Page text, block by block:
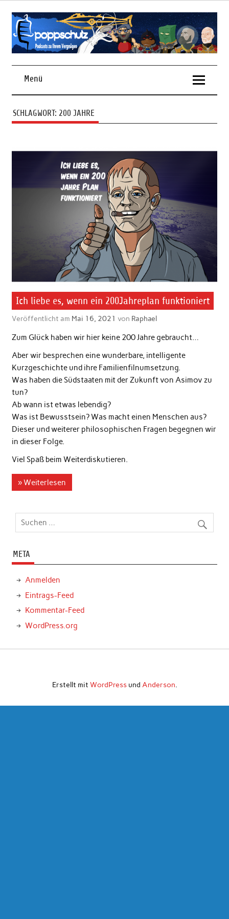
Skip
contentPodcasts zu Ihrem Vergnügen
Menü
SCHLAGWORT: 200 JAHRE
Ich liebe es, wenn ein 200Jahreplan funktioniert
Veröffentlicht am Mai 16, 2021 von Raphael
Zum Glück haben wir hier keine 200 Jahre gebraucht…
Aber wir besprechen eine wunderbare, intelligente
Kurzgeschichte und ihre Familienfilnumsetzung.
Was haben die Südstaaten mit der Zukunft von Asimov zu
tun?
Ab wann ist etwas lebendig?
Was ist Bewusstsein? Was macht einen Menschen aus?
Dieser und weiterer philosophischen Fragen begegnen wir
in dieser Folge.
Viel Spaß beim Weiterdiskutieren.
» Weiterlesen
META
Anmelden
Eintrags-Feed
Kommentar-Feed
WordPress.org
Erstellt mit WordPressund Anderson